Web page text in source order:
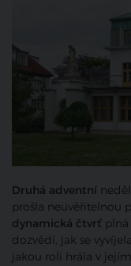
Druhá adventní
prošla neuvěřitelnou
dynamická čtvrť
dozvědí, jak se
jakou roli hrála v